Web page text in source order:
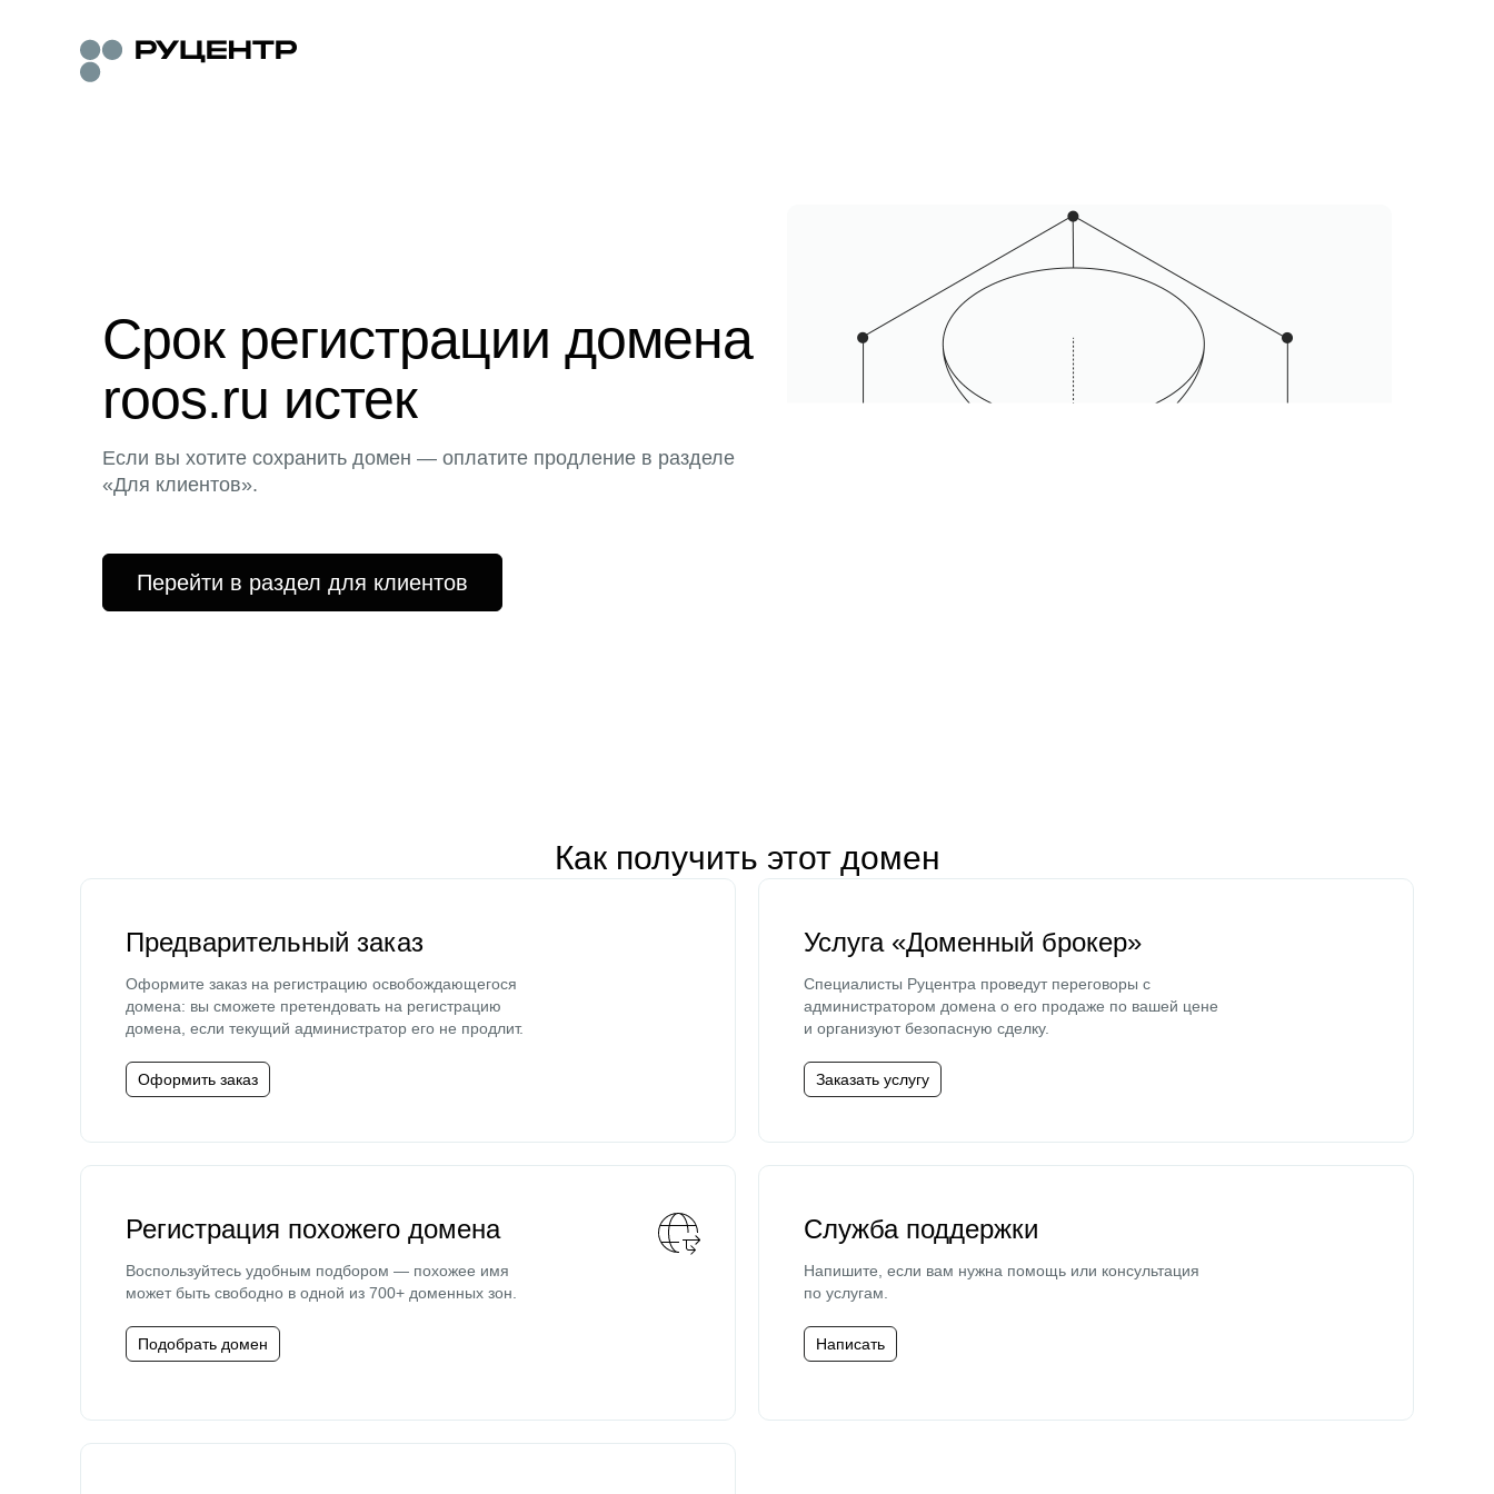
Срок регистрации домена
roos.ru истек
Если вы хотите сохранить домен — оплатите продление в разделе
«Для клиентов».
Перейти в раздел для клиентов
Как получить этот домен
Предварительный заказ
Оформите заказ на регистрацию освобождающегося
домена: вы сможете претендовать на регистрацию
домена, если текущий администратор его не продлит.
Оформить заказ
Услуга «Доменный брокер»
Специалисты Руцентра проведут переговоры с
администратором домена о его продаже по вашей цене
и организуют безопасную сделку.
Заказать услугу
Регистрация похожего домена
Воспользуйтесь удобным подбором — похожее имя
может быть свободно в одной из 700+ доменных зон.
Подобрать домен
Служба поддержки
Напишите, если вам нужна помощь или консультация
по услугам.
Написать